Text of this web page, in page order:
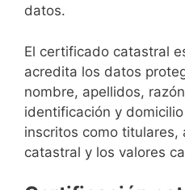
datos.
El certificado catastral
acredita los datos
nombre, apellidos,
identificación y
inscritos como titulares,
catastral y los valores